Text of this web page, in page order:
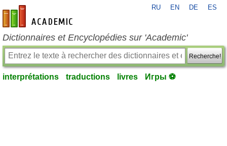
fr-academic.com
RU EN DE ES
Dictionnaires et Encyclopédies sur 'Academic'
Recherche!
interprétations traductions livres Игры ⚽